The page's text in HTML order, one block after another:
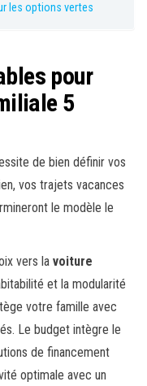
les options vertes
pour
5
de bien définir vos
vos trajets vacances
le modèle le
vers la voiture
et la modularité
votre famille avec
Le budget intègre le
de financement
optimale avec un